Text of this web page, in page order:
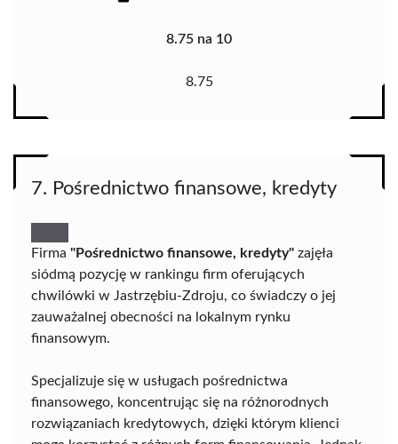
8.75 na 10
8.75
7. Pośrednictwo finansowe, kredyty
Firma "Pośrednictwo finansowe, kredyty" zajęła
siódmą pozycję w rankingu firm oferujących
chwilówki w Jastrzębiu-Zdroju, co świadczy o jej
zauważalnej obecności na lokalnym rynku
finansowym.
Specjalizuje się w usługach pośrednictwa
finansowego, koncentrując się na różnorodnych
rozwiązaniach kredytowych, dzięki którym klienci